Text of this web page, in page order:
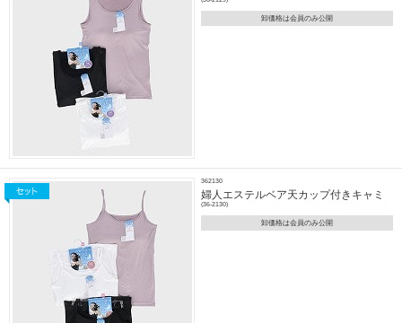
卸価格は会員のみ公開
362130
婦人エステルベア天カップ付きキャミ
(36-2130)
卸価格は会員のみ公開